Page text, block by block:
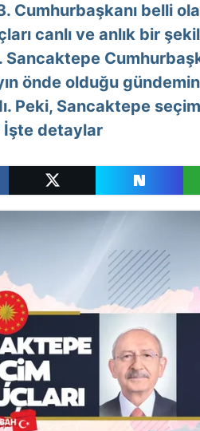
Cumhurbaşkanı belli
canlı ve anlık bir
önde olduğu
Peki, Sancaktepe
İşte detaylar